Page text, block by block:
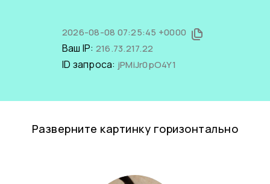
2026-08-08 07:25:45 +0000
Ваш IP: 216.73.217.22
ID запроса: jPMiJr0pO4Y1
Разверните картинку горизонтально